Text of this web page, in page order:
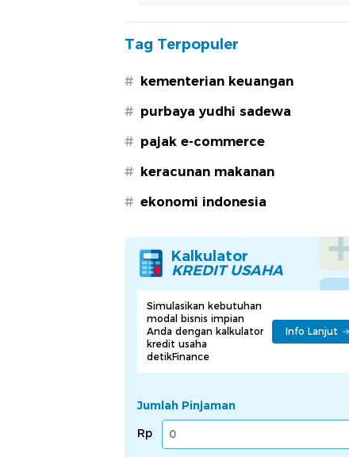
Tag Terpopuler
# kementerian keuangan
# purbaya yudhi sadewa
# pajak e-commerce
# keracunan makanan
# ekonomi indonesia
Kalkulator
KREDIT USAHA
Simulasikan kebutuhan
modal bisnis impian
Anda dengan kalkulator
kredit usaha
detikFinance
Info Lanjut
Jumlah Pinjaman
Rp